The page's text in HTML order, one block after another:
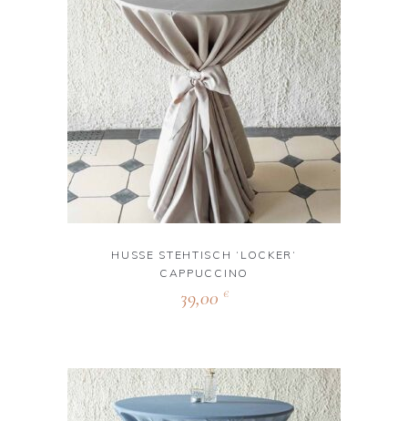
HUSSE STEHTISCH ‘LOCKER‘
CAPPUCCINO
39,00 €